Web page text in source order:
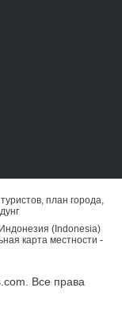
план города,
(Indonesia)
карта местности -
Все права